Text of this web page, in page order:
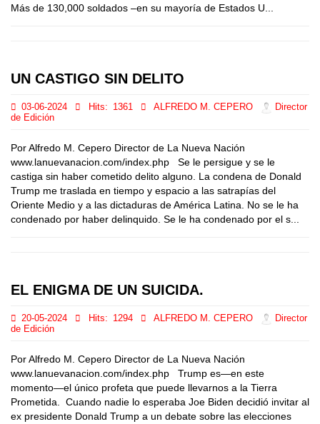
Más de 130,000 soldados –en su mayoría de Estados U...
UN CASTIGO SIN DELITO
03-06-2024 Hits: 1361 ALFREDO M. CEPERO
Director
de Edición
Por Alfredo M. Cepero Director de La Nueva Nación
www.lanuevanacion.com/index.php Se le persigue y se le
castiga sin haber cometido delito alguno. La condena de Donald
Trump me traslada en tiempo y espacio a las satrapías del
Oriente Medio y a las dictaduras de América Latina. No se le ha
condenado por haber delinquido. Se le ha condenado por el s...
EL ENIGMA DE UN SUICIDA.
20-05-2024 Hits: 1294 ALFREDO M. CEPERO
Director
de Edición
Por Alfredo M. Cepero Director de La Nueva Nación
www.lanuevanacion.com/index.php Trump es—en este
momento—el único profeta que puede llevarnos a la Tierra
Prometida. Cuando nadie lo esperaba Joe Biden decidió invitar al
ex presidente Donald Trump a un debate sobre las elecciones